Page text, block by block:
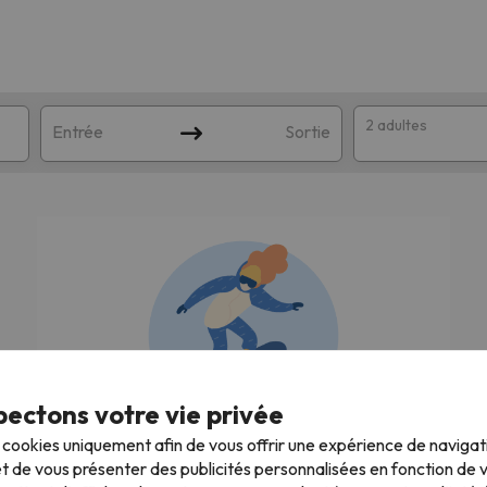
Entrée Sortie 2 adultes
à votre recherche. Essayez de modifier la destination.
Nous recherchons les meilleures vacances
au ski !
votre vie privée
cookies uniquement afin de vous offrir une expérience de
de vous présenter des publicités personnalisées en fonction de